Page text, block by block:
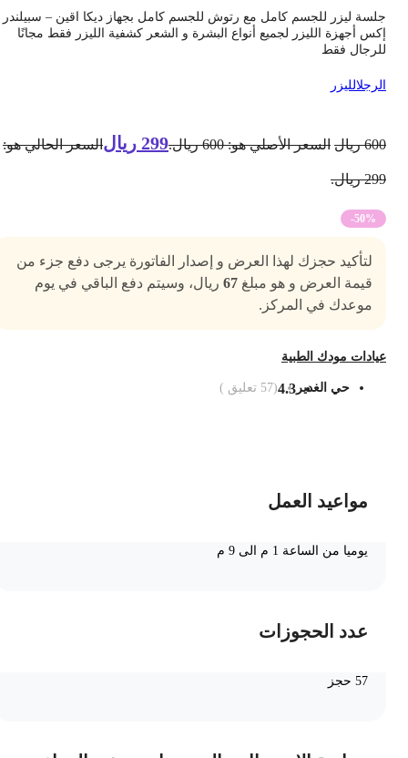
ليزر للجسم كامل مع رتوش للجسم كامل بجهاز ديكا اقين – سبيلندر
أجهزة الليزر لجميع أنواع البشرة و الشعر كشفية الليزر فقط مجانًا
فقط
الليزر
ريال السعر الأصلي هو: 600 ريال. 299 ريال السعر الحالي هو:
-50%
لتأكيد حجزك لهذا العرض و إصدار الفاتورة يرجى دفع جزء من
قيمة العرض و هو مبلغ67ريال، وسيتم دفع الباقي في يوم
موعدك في المركز.
مودك الطبية
حي الغدير4.3
(
57تعليق )
مواعيد العمل
يوميا من الساعة 1 م الى 9 م
عدد الحجوزات